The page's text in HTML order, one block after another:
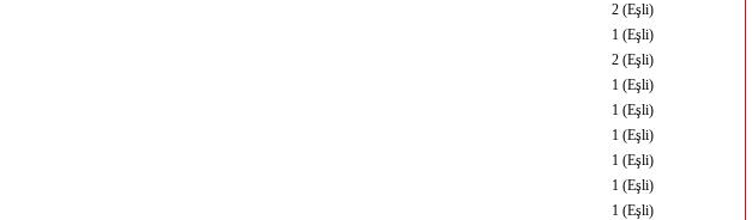
2 (Eşli)
1 (Eşli)
2 (Eşli)
1 (Eşli)
1 (Eşli)
1 (Eşli)
1 (Eşli)
1 (Eşli)
1 (Eşli)